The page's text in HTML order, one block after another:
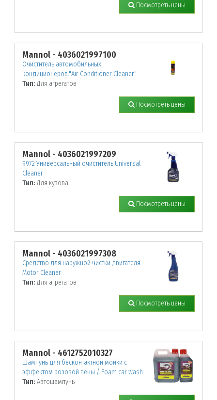
Посмотреть цены
Mannol - 4036021997100
Очиститель автомобильных
кондиционеров."Air Conditioner Cleaner"
Тип: Для агрегатов
Посмотреть цены
Mannol - 4036021997209
9972 Универсальный очиститель Universal
Cleaner
Тип: Для кузова
Посмотреть цены
Mannol - 4036021997308
Средство для наружной чистки двигателя
Motor Cleaner
Тип: Для агрегатов
Посмотреть цены
Mannol - 4612752010327
Шампунь для бесконтактной мойки с
эффектом розовой пены / Foam car wash
Тип: Автошампунь